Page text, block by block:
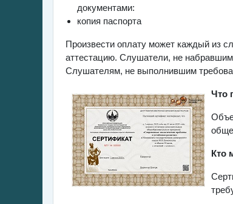
документами:
копия паспорта
Произвести оплату может каждый из
аттестацию. Слушатели, не
Слушателям, не выполнившим
Что
Кто